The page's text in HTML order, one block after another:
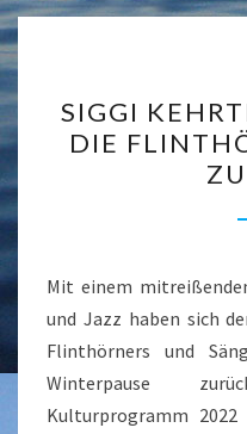
SIGGI
DIE
Mit einem
und Jazz haben sich
Flinthörners und
Winterpause
Kulturprogramm